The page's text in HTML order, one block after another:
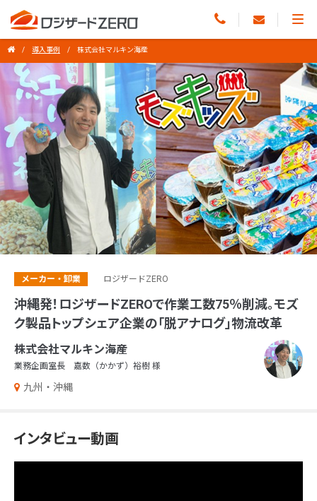
導入事例 株式会社マルキン海産
メーカー・卸業 ロジザードZERO
沖縄発！ロジザードZEROで作業工数75％削減。モズ
ク製品トップシェア企業の「脱アナログ」物流改革
株式会社マルキン海産
業務企画室長 嘉数（かかず）裕樹 様
九州・沖縄
インタビュー動画